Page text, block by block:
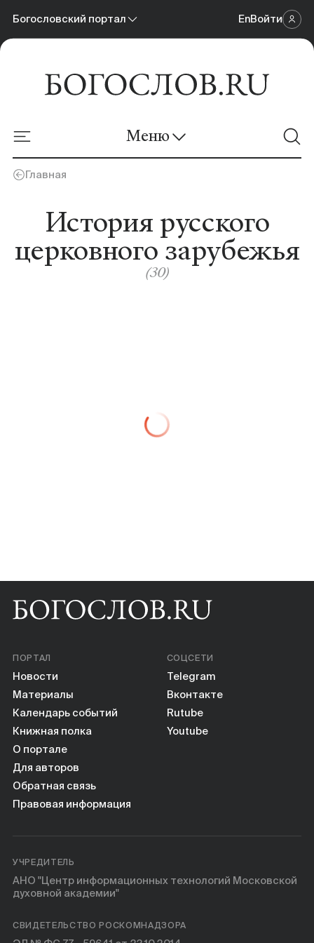
Богословский портал
Богословский портал
Онлайн-площадка
EnВойти
Меню
Материалы
Календарь событий
Главная
История русского
церковного зарубежья
(30)
ПОРТАЛ
Новости
Материалы
Календарь событий
Книжная полка
О портале
Для авторов
Обратная связь
Правовая информация
СОЦСЕТИ
Telegram
Вконтакте
Rutube
Youtube
УЧРЕДИТЕЛЬ
АНО "Центр информационных технологий Московской
духовной академии"
СВИДЕТЕЛЬСТВО РОСКОМНАДЗОРА